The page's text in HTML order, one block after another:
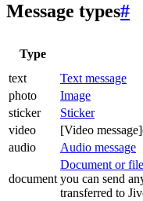
Message types#
Type
text
Text message
photo
Image
sticker
Sticker
video
[Video
audio
Audio message
document
Document or file
you can send
transferred to